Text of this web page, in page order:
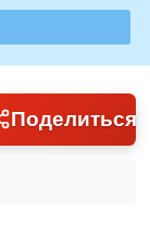
Поделиться